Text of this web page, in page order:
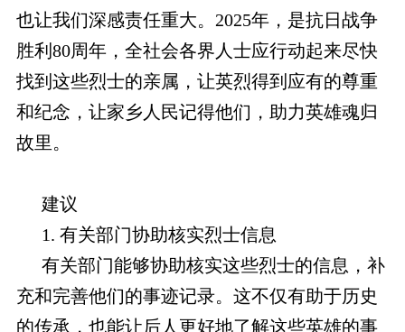
也让我们深感责任重大。2025年，是抗日战争
胜利80周年，全社会各界人士应行动起来尽快
找到这些烈士的亲属，让英烈得到应有的尊重
和纪念，让家乡人民记得他们，助力英雄魂归
故里。
建议
1. 有关部门协助核实烈士信息
有关部门能够协助核实这些烈士的信息，补
充和完善他们的事迹记录。这不仅有助于历史
的传承，也能让后人更好地了解这些英雄的事